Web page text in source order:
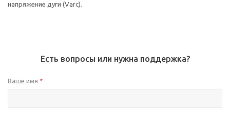
напряжение дуги (Varc).
Есть вопросы или нужна поддержка?
Ваше имя *